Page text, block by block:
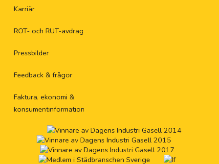
Karriär
ROT- och RUT-avdrag
Pressbilder
Feedback & frågor
Faktura, ekonomi &
konsumentinformation